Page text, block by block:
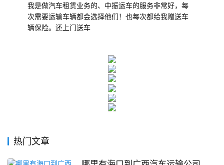
我是做汽车租赁业务的、中振运车的服务非常好，每
次需要运输车辆都会选择他们！也每次都给我赠送车
辆保险。还上门送车
热门文章